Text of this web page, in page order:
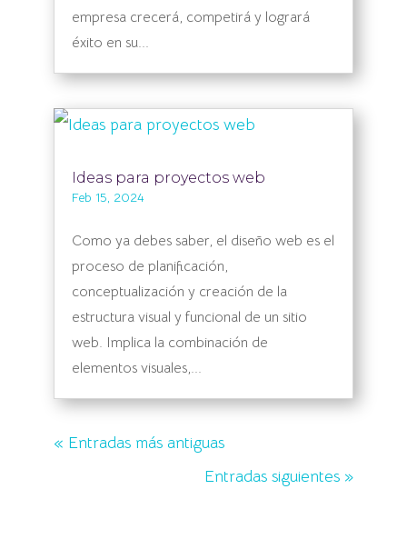
empresa crecerá, competirá y logrará
éxito en su...
Ideas para proyectos web
Feb 15, 2024
Como ya debes saber, el diseño web es el
proceso de planificación,
conceptualización y creación de la
estructura visual y funcional de un sitio
web. Implica la combinación de
elementos visuales,...
« Entradas más antiguas
Entradas siguientes »